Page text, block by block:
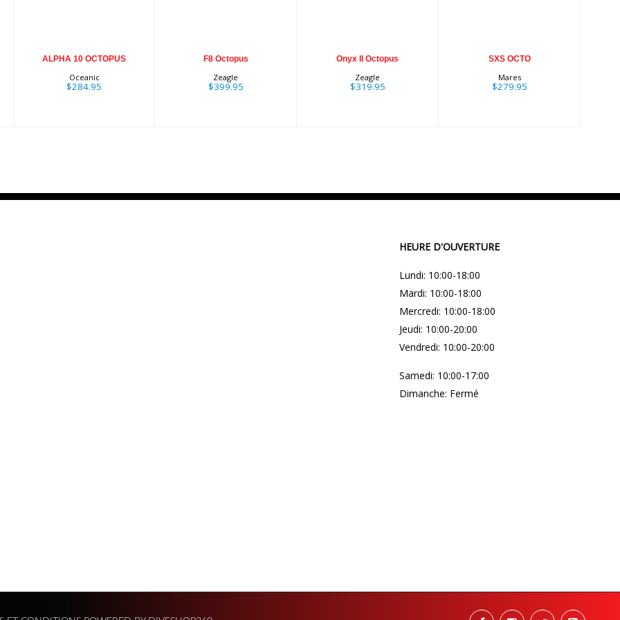
ALPHA 10 OCTOPUS
Oceanic
$284.95
F8 Octopus
Zeagle
$399.95
Onyx II Octopus
Zeagle
$319.95
SXS OCTO
Mares
$279.95
HEURE D'OUVERTURE
Lundi: 10:00-18:00
Mardi: 10:00-18:00
Mercredi: 10:00-18:00
Jeudi: 10:00-20:00
Vendredi: 10:00-20:00
Samedi: 10:00-17:00
Dimanche: Fermé